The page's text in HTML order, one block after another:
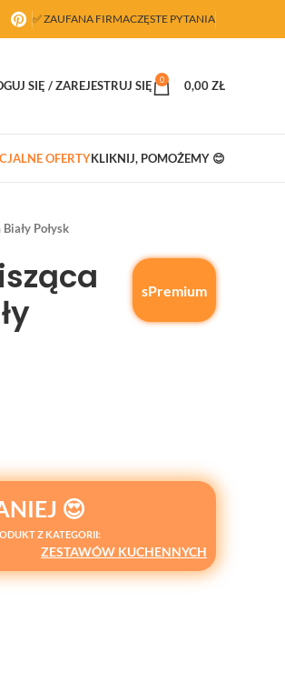
✅ ZAUFANA FIRMACZĘSTE PYTANIA
SIĘ / ZAREJESTRUJ SIĘ 0 0,00ZŁ
OFERTYKLIKNIJ, POMOŻEMY 😊
Połysk
sPremium
😍
Z KATEGORII:
ZESTAWÓW KUCHENNYCH